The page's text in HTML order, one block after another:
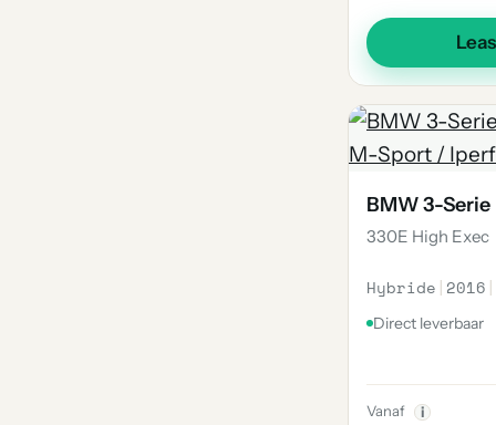
BMW 3-Serie
330E High Exec
Hybride | 2016 |
Direct leverbaar
Vanaf i